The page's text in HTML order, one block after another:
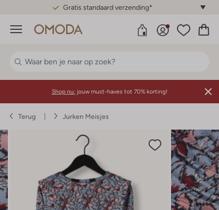
Gratis standaard verzending*
Menu
Shop nu: jouw must-haves tot 70% korting!
Terug Jurken Meisjes